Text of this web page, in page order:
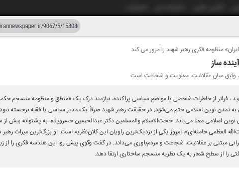
دستیار هوش مصنوعی نسخه قدیمی
منظومه فکری رهبر شهید را مرور می کند
ساز
وثیق میان عقلانیت، معنویت و شجاعت است
، فراتر از خاطرات شخصی یا مواضع سیاسی پراکنده، نیازمند درک یک «منطق و منظومه منسجم
تمدن نوین اسلامی ختم می‌شود. در حقیقت رهبر شهید صرفاً یک مدیر سیاسی یا فقیه برجسته نبود،
نوین اسلامی معنا می‌یابد. حجت‌الاسلام والمسلمین دکتر عبدالحسین خسروپناه، به پشتوانه بیش
العظمی خامنه‌ای»، امروز یکی از نزدیک‌ترین راویان این کلان‌نظریه است. او بزرگ‌ترین میراث رهبر
مبتنی بر عقلانیت، شجاعت و مردم‌باوری می‌داند. در گفت وگوی پیش‌ رو، این هندسه فکری را از
را از سطح شعار به یک نظریه منسجم ساختاری ارتقا دهد.
و شصت و هفت